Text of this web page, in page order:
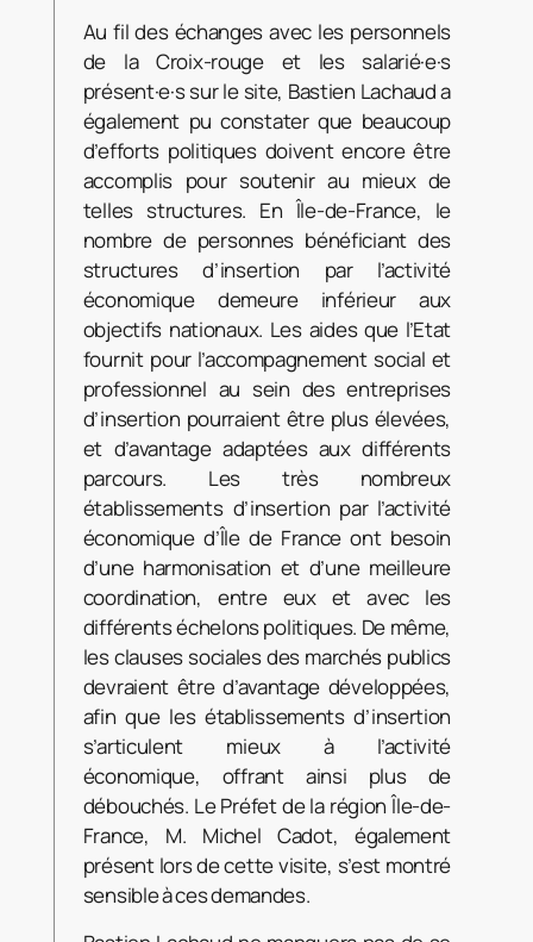
Au fil des échanges avec les personnels
de la Croix-rouge et les salarié·e·s
présent·e·s sur le site, Bastien Lachaud a
également pu constater que beaucoup
d’efforts politiques doivent encore être
accomplis pour soutenir au mieux de
telles structures. En Île-de-France, le
nombre de personnes bénéficiant des
structures d’insertion par l’activité
économique demeure inférieur aux
objectifs nationaux. Les aides que l’Etat
fournit pour l’accompagnement social et
professionnel au sein des entreprises
d’insertion pourraient être plus élevées,
et d’avantage adaptées aux différents
parcours. Les très nombreux
établissements d’insertion par l’activité
économique d’Île de France ont besoin
d’une harmonisation et d’une meilleure
coordination, entre eux et avec les
différents échelons politiques. De même,
les clauses sociales des marchés publics
devraient être d’avantage développées,
afin que les établissements d’insertion
s’articulent mieux à l’activité
économique, offrant ainsi plus de
débouchés. Le Préfet de la région Île-de-
France, M. Michel Cadot, également
présent lors de cette visite, s’est montré
sensible à ces demandes.